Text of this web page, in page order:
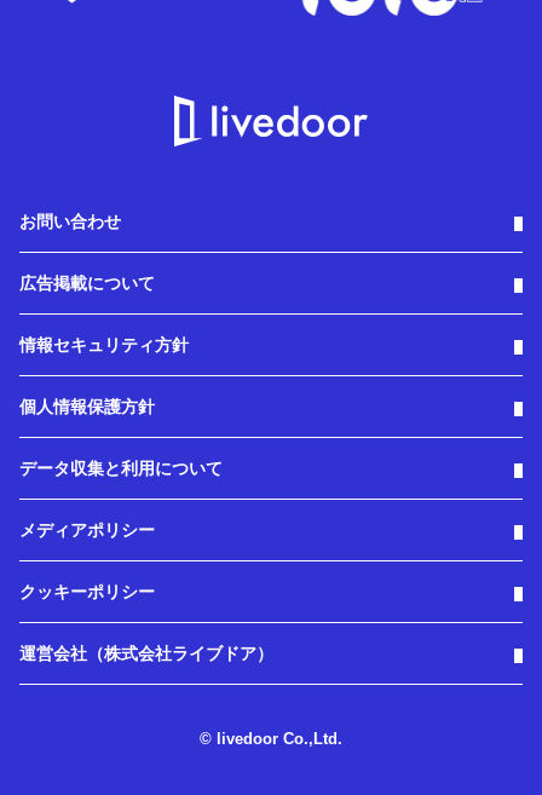
お問い合わせ
広告掲載について
情報セキュリティ方針
個人情報保護方針
データ収集と利用について
メディアポリシー
クッキーポリシー
運営会社（株式会社ライブドア）
© livedoor Co.,Ltd.